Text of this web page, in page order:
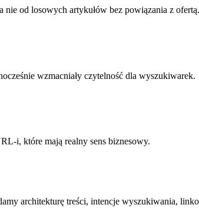
nie od losowych artykułów bez powiązania z ofertą.
wzmacniały czytelność dla wyszukiwarek.
i, które mają realny sens biznesowy.
architekturę treści, intencje wyszukiwania,